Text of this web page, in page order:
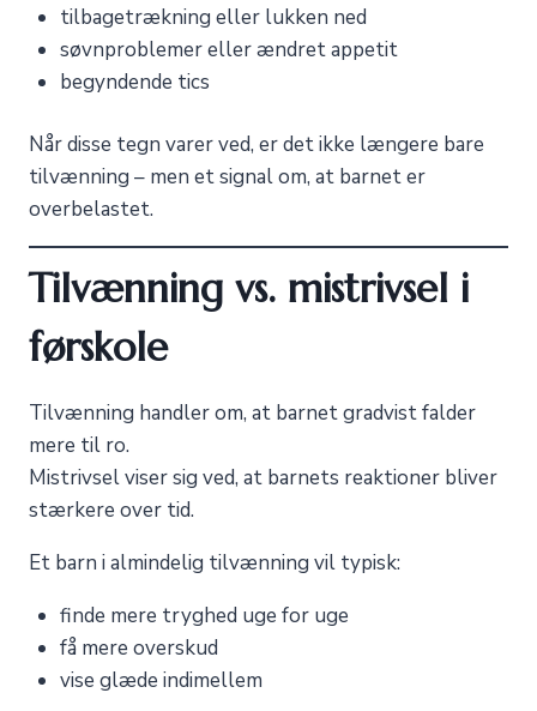
tilbagetrækning eller lukken ned
søvnproblemer eller ændret appetit
begyndende tics
Når disse tegn varer ved, er det ikke længere bare
tilvænning – men et signal om, at barnet er
overbelastet.
Tilvænning vs. mistrivsel i
førskole
Tilvænning handler om, at barnet gradvist falder
mere til ro.
Mistrivsel viser sig ved, at barnets reaktioner bliver
stærkere over tid.
Et barn i almindelig tilvænning vil typisk:
finde mere tryghed uge for uge
få mere overskud
vise glæde indimellem